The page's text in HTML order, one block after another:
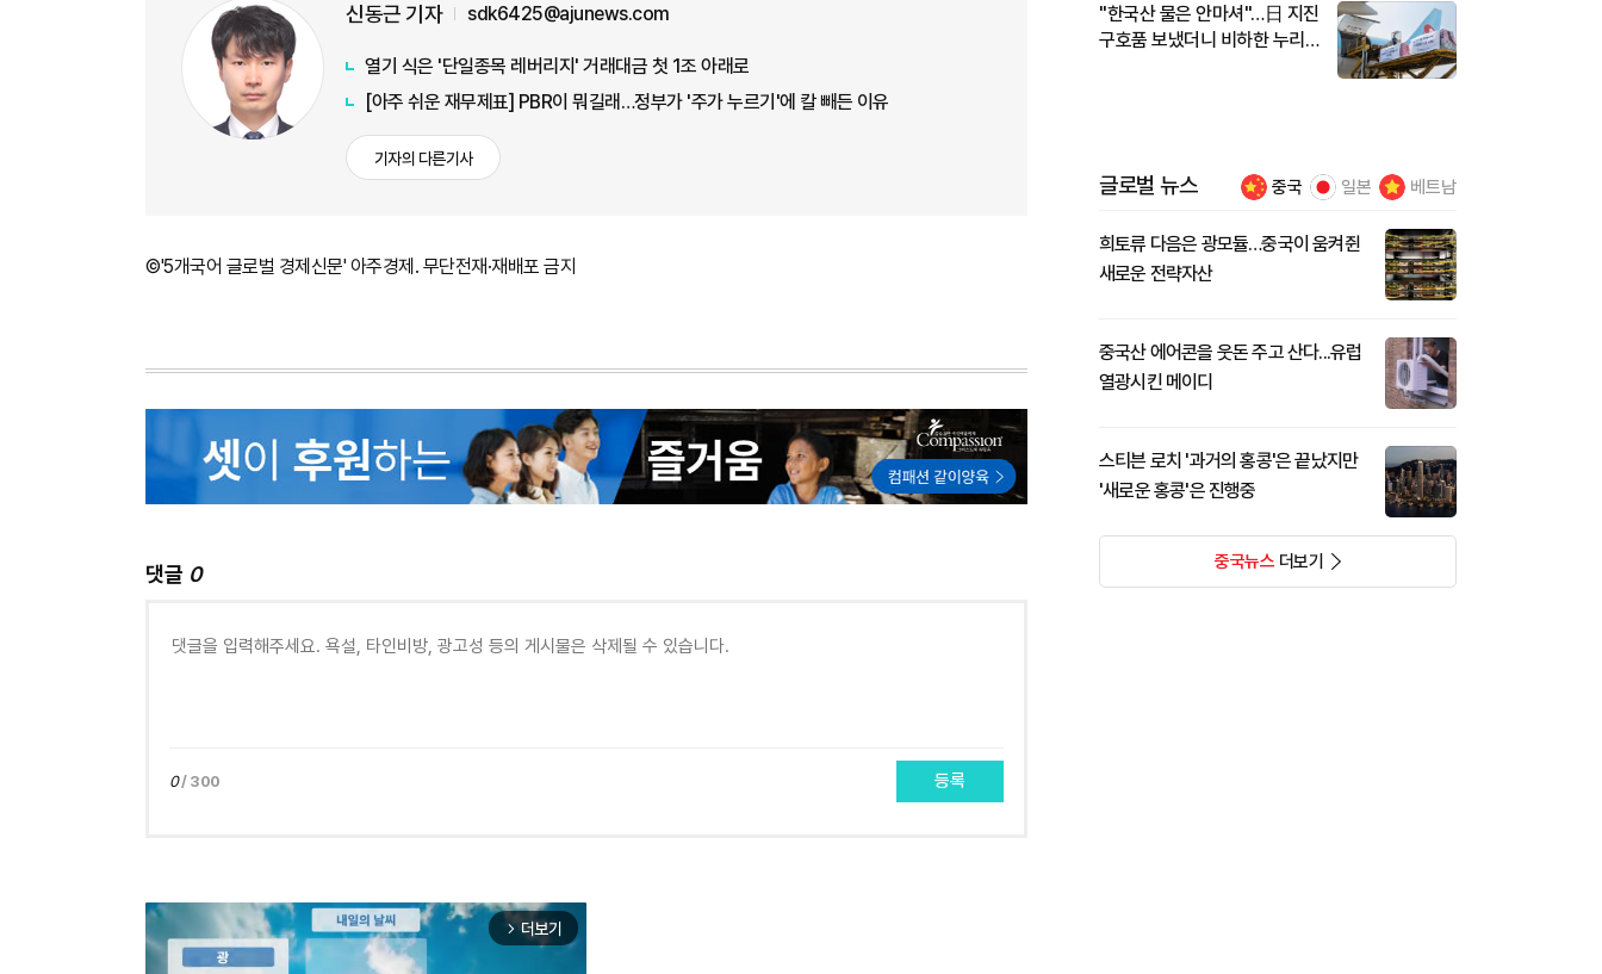
신동근 기자 sdk6425@ajunews.com
열기 식은 '단일종목 레버리지' 거래대금 첫 1조 아래로
[아주 쉬운 재무제표] PBR이 뭐길래…정부가 '주가 누르기'에 칼 빼든 이유
기자의 다른기사
©'5개국어 글로벌 경제신문' 아주경제. 무단전재·재배포 금지
댓글 0
0/ 300 등록
arrow_forward_ios 더보기
"한국산 물은 안마셔"…日 지진
구호품 보냈더니 비하한 누리
글로벌 뉴스 중국 일본 베트남
희토류 다음은 광모듈…중국이 움켜쥔
새로운 전략자산
중국산 에어콘을 웃돈 주고 산다...유럽
열광시킨 메이디
스티븐 로치 '과거의 홍콩'은 끝났지만
'새로운 홍콩'은 진행중
중국뉴스더보기